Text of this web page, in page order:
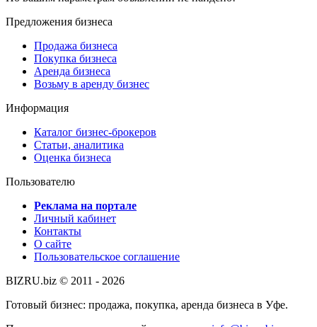
Предложения бизнеса
Продажа бизнеса
Покупка бизнеса
Аренда бизнеса
Возьму в аренду бизнес
Информация
Каталог бизнес-брокеров
Статьи, аналитика
Оценка бизнеса
Пользователю
Реклама на портале
Личный кабинет
Контакты
О сайте
Пользовательское соглашение
BIZRU.biz © 2011 - 2026
Готовый бизнес: продажа, покупка, аренда бизнеса в Уфе.